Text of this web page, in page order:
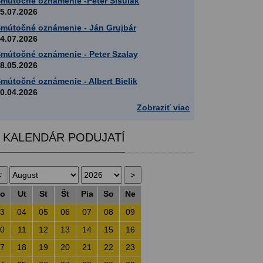
oznámenie - Ján Grujbár
oznámenie - Peter Szalay
oznámenie - Albert Bielik
Zobraziť viac
KALENDÁR PODUJATÍ
Ut St Št Pia So
Ne
04 05 06 07 08
09
11 12 13 14 15
16
18 19 20 21 22
23